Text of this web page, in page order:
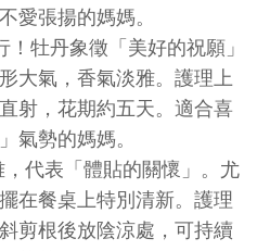
愛張揚的媽媽。
牡丹象徵「美好的祝願」
大氣，香氣淡雅。護理上
射，花期約五天。適合喜
氣勢的媽媽。
代表「體貼的關懷」。尤
在餐桌上特別清新。護理
剪根後放陰涼處，可持續